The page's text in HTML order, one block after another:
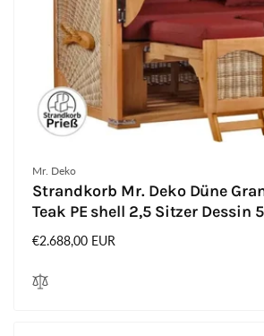
Anbieter:
Mr. Deko
Strandkorb Mr. Deko Düne
Teak PE shell 2,5 Sitzer Dessin
Normaler
€2.688,00 EUR